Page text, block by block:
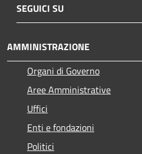
SEGUICI SU
AMMINISTRAZIONE
Organi di Governo
Aree Amministrative
Uffici
Enti e fondazioni
Politici